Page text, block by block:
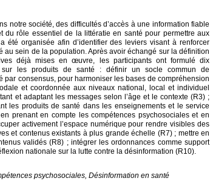
notre société, des difficultés d’accès à une information fiable
rôle essentiel de la littératie en santé pour permettre aux
organisée afin d’identifier des leviers visant à renforcer
au sein de la population. Après avoir échangé sur la définition
déjà mises en œuvre, les participants ont formulé dix
sur les produits de santé : définir un socle commun de
consensus, pour harmoniser les bases de compréhension
et coordonnée aux niveaux national, local et individuel
et adaptant les messages selon l’âge et le contexte (R3) ;
les produits de santé dans les enseignements et le service
prenant en compte les compétences psychosociales et en
activement l’espace numérique pour rendre visibles des
et contenus existants à plus grande échelle (R7) ; mettre en
validés (R8) ; intégrer les ordonnances comme support
nationale sur la lutte contre la désinformation (R10).
psychosociales, Désinformation en santé